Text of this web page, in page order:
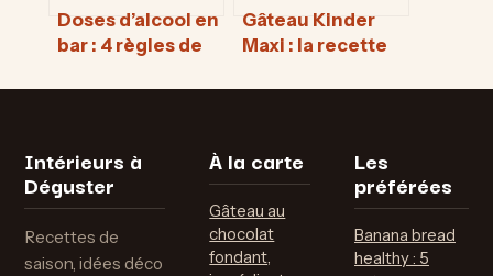
Doses d’alcool en
bar : 4 règles de
légales et
Gâteau Kinder
Maxi : la recette
variantes pour un
Intérieurs à
Déguster
Recettes de
saison, idées déco
À la carte
Gâteau au
chocolat
fondant,
Les
préférées
Banana bread
healthy : 5